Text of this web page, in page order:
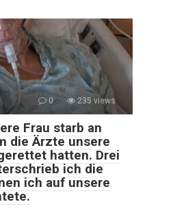
0 235 views
Frau starb an
die Ärzte unsere
hatten. Drei
ich die
ich auf unsere